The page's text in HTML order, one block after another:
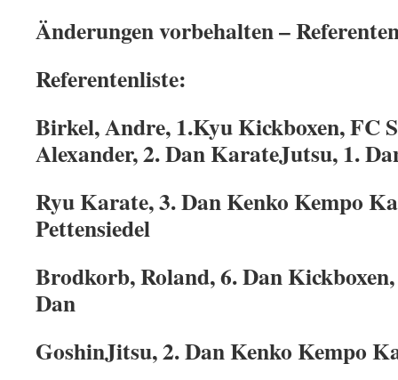
Änderungen vorbehalten –
Referentenliste:
Birkel, Andre, 1.Kyu Kickboxen, FC
Alexander, 2. Dan KarateJutsu, 1.
Ryu Karate, 3. Dan Kenko Kempo
Pettensiedel
Brodkorb, Roland, 6. Dan
Dan
GoshinJitsu, 2. Dan Kenko Kempo